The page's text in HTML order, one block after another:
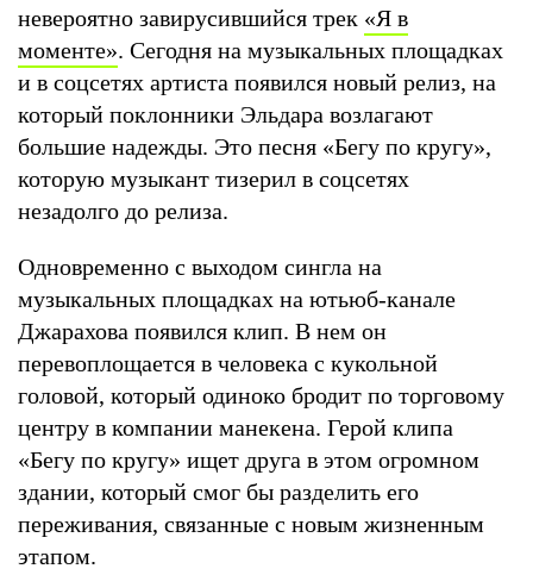
невероятно завирусившийся трек «Я в
моменте». Сегодня на музыкальных площадках
и в соцсетях артиста появился новый релиз, на
который поклонники Эльдара возлагают
большие надежды. Это песня «Бегу по кругу»,
которую музыкант тизерил в соцсетях
незадолго до релиза.
Одновременно с выходом сингла на
музыкальных площадках на ютьюб-канале
Джарахова появился клип. В нем он
перевоплощается в человека с кукольной
головой, который одиноко бродит по торговому
центру в компании манекена. Герой клипа
«Бегу по кругу» ищет друга в этом огромном
здании, который смог бы разделить его
переживания, связанные с новым жизненным
этапом.